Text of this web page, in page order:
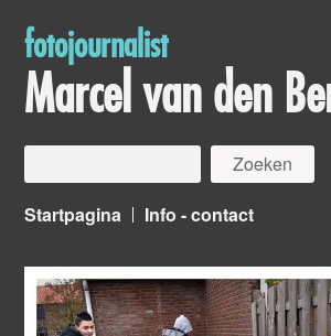
fotojournalist
Marcel van den
Startpagina Info - contact